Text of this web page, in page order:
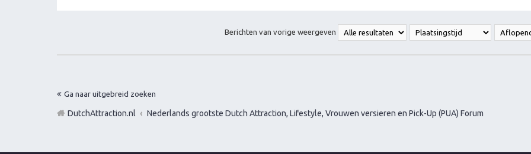
Berichten van vorige weergeven
Ga naar uitgebreid zoeken
DutchAttraction.nl Nederlands grootste Dutch Attraction, Lifestyle, Vrouwen versieren en Pick-Up (PUA) Forum